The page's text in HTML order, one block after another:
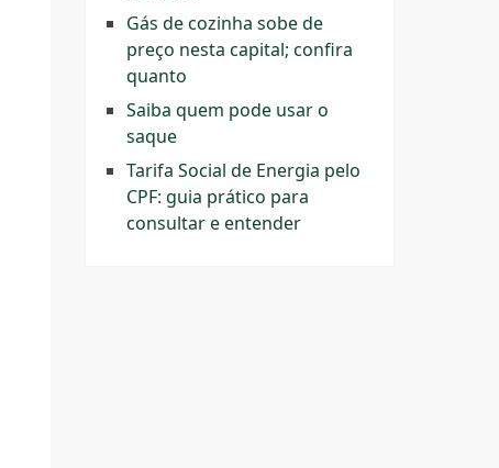
Gás de cozinha sobe de
preço nesta capital; confira
quanto
Saiba quem pode usar o
saque
Tarifa Social de Energia pelo
CPF: guia prático para
consultar e entender